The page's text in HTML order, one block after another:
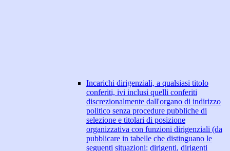
Incarichi dirigenziali, a qualsiasi titolo
conferiti, ivi inclusi quelli conferiti
discrezionalmente dall'organo di indirizzo
politico senza procedure pubbliche di
selezione e titolari di posizione
organizzativa con funzioni dirigenziali (da
pubblicare in tabelle che distinguano le
seguenti situazioni: dirigenti, dirigenti